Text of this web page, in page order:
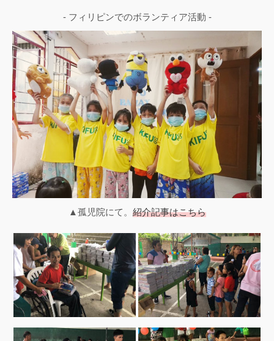
- フィリピンでのボランティア活動 -
▲孤児院にて。 紹介記事はこちら